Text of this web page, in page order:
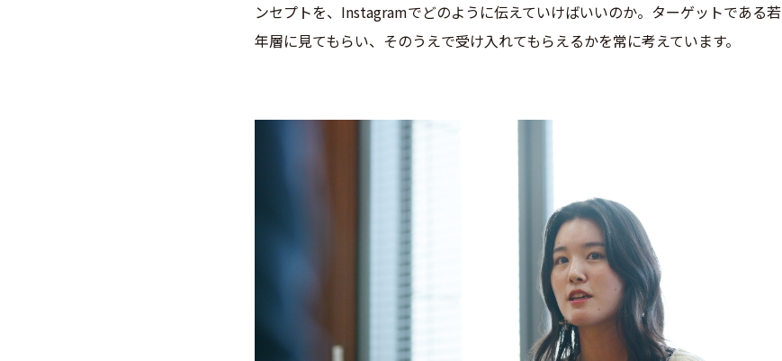
ンセプトを、Instagramでどのように伝えていけばいいのか。ターゲットである若
年層に見てもらい、そのうえで受け入れてもらえるかを常に考えています。